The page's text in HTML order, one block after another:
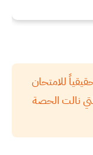
للامتحان
نالت الحصة